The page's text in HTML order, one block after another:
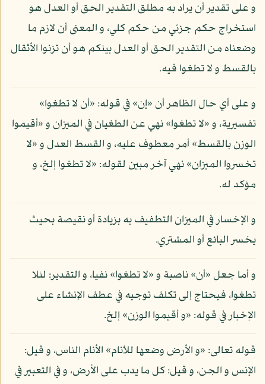
و على تقدير أن يراد به مطلق التقدير الحق أو العدل هو
استخراج حكم جزئي من حكم كلي، و المعنى أن لازم ما
وضعناه من التقدير الحق أو العدل بينكم هو أن تزنوا الأثقال
بالقسط و لا تطغوا فيه.
و على أي حال الظاهر أن «إن» في قوله: «أن لا تطغوا»
تفسيرية، و «لا تطغوا» نهي عن الطغيان في الميزان و «أقيموا
الوزن بالقسط» أمر معطوف عليه، و القسط العدل و «لا
تخسروا الميزان» نهي آخر مبين لقوله: «لا تطغوا إلخ، و
مؤكد له.
و الإخسار في الميزان التطفيف به بزيادة أو نقيصة بحيث
يخسر البائع أو المشتري.
و أما جعل «أن» ناصبة و «لا تطغوا» نفيا، و التقدير: لئلا
تطغوا، فيحتاج إلى تكلف توجيه في عطف الإنشاء على
الإخبار في قوله: «و أقيموا الوزن» إلخ.
قوله تعالى: «و الأرض وضعها للأنام» الأنام الناس، و قيل:
الإنس و الجن، و قيل: كل ما يدب على الأرض، و في التعبير في